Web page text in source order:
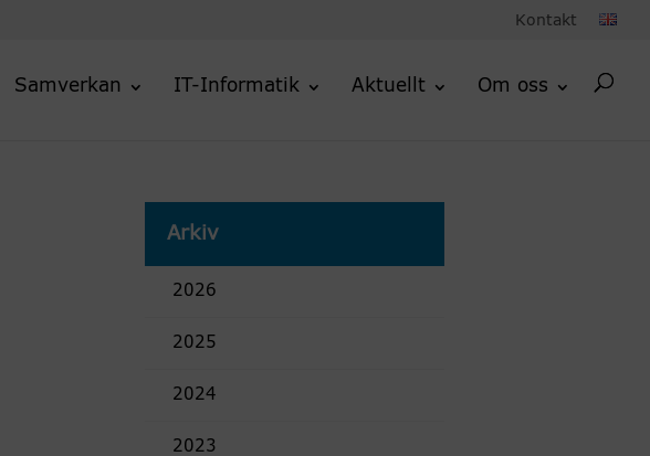
Kontakt
Samverkan IT-Informatik Aktuellt Om oss
Arkiv
2026
2025
2024
2023